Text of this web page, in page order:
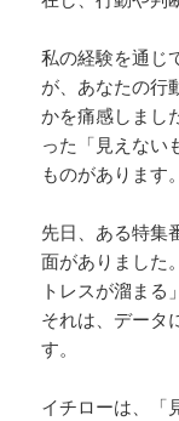
私の経験を通じ
が、あなたの行
かを痛感しまし
った「見えない
ものがあります。
先日、ある特集
面がありました
トレスが溜まる
それは、データ
す。
イチローは、「